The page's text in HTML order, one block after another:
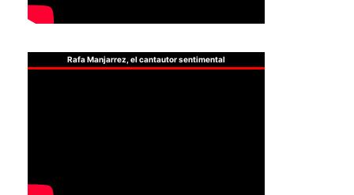
Rafa Manjarrez, el cantautor sentimental